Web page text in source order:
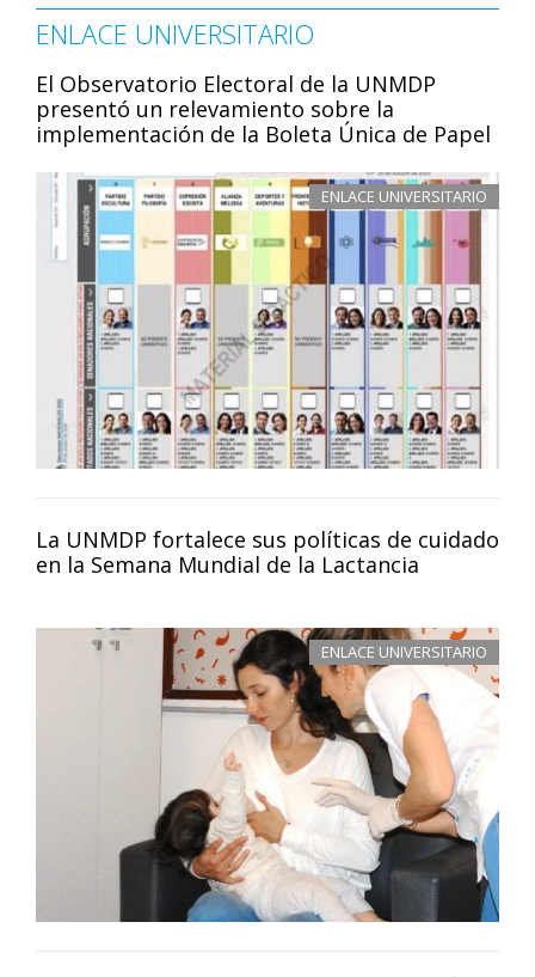
ENLACE UNIVERSITARIO
El Observatorio Electoral de la UNMDP
presentó un relevamiento sobre la
implementación de la Boleta Única de Papel
ENLACE UNIVERSITARIO
La UNMDP fortalece sus políticas de cuidado
en la Semana Mundial de la Lactancia
ENLACE UNIVERSITARIO